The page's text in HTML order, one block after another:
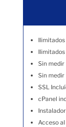
Ilimitados
Sin medir
Sin
SSL
cPanel
Acceso